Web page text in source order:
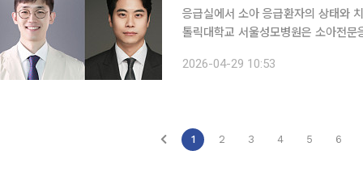
응급실에서 소아 응급환자의 상태와
톨릭대학교 서울성모병원은 소아전
번 연구는 국제학술지 사이언티픽
2026-04-29 10:53
1 2 3 4 5 6